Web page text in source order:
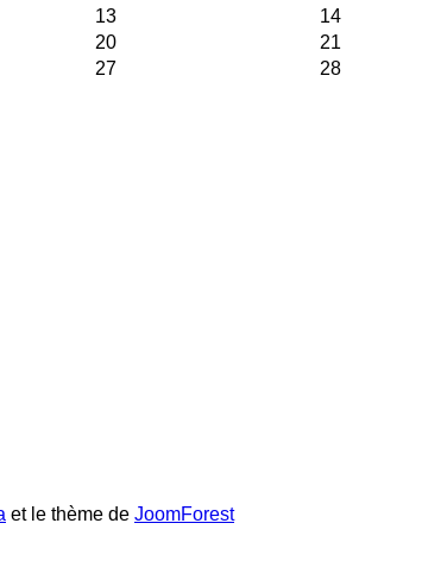
13 14
20 21
27 28
et le thème de JoomForest